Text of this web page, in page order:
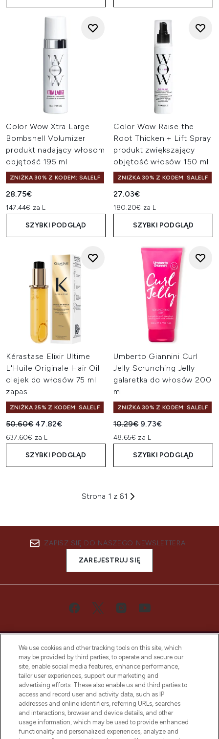
Color Wow Xtra Large
Bombshell Volumizer
produkt nadający włosom
objętość 195 ml
ZNIŻKA 30% Z KODEM: SALELF
28.75€
147.44€ za L
SZYBKI PODGLĄD
Color Wow Raise the
Root Thicken + Lift Spray
produkt zwiększający
objętość włosów 150 ml
ZNIŻKA 30% Z KODEM: SALELF
27.03€
180.20€ za L
SZYBKI PODGLĄD
Kérastase Elixir Ultime
L'Huile Originale Hair Oil
olejek do włosów 75 ml
zapas
ZNIŻKA 25% Z KODEM: SALELF
Sugerowana cena detaliczna:
50.60€ Aktualna cena:
47.82€
637.60€ za L
SZYBKI PODGLĄD
Umberto Giannini Curl
Jelly Scrunching Jelly
galaretka do włosów 200
ml
ZNIŻKA 30% Z KODEM: SALELF
Sugerowana cena
10.29€ Aktualna cena:
9.73€
48.65€ za L
SZYBKI PODGLĄD
Strona 1 z 61
ZAPISZ SIĘ DO NASZEGO NEWSLETTERA
ZAREJESTRUJ SIĘ
Bądź pierwszą osobą, która dowie się o
najnowszych produktach, od niszowych i
uznanych marek, sezonowych trendach i
otrzyma ekskluzywne artykuły redakcyjne
z Sunday Supplement.
Zgoda na pliki cookie
We use cookies and other tracking tools on this site, which
may be provided by third parties, to operate and secure our
site, enable social media features, enhance performance,
tailor user experiences, support our marketing and
advertising efforts. These also enable us and third parties to
access and record user and activity data, such as IP
addresses and online identifiers, referring URLs, searches
and interactions, browser and device details, and other
usage information, which may be used to provide enhanced
functionality and personalized experiences, analyze and